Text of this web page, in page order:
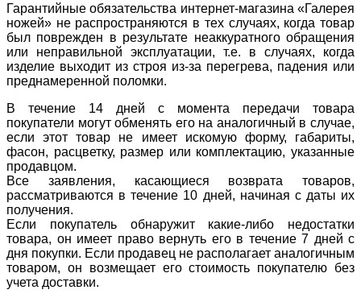
Гарантийные обязательства интернет-магазина «Галерея
ножей» не распространяются в тех случаях, когда товар
был поврежден в результате неаккуратного обращения
или неправильной эксплуатации, т.е. в случаях, когда
изделие выходит из строя из-за перегрева, падения или
преднамеренной поломки.
В течение 14 дней с момента передачи товара
покупатели могут обменять его на аналогичный в случае,
если этот товар не имеет искомую форму, габариты,
фасон, расцветку, размер или комплектацию, указанные
продавцом.
Все заявления, касающиеся возврата товаров,
рассматриваются в течение 10 дней, начиная с даты их
получения.
Если покупатель обнаружит какие-либо недостатки
товара, он имеет право вернуть его в течение 7 дней с
дня покупки. Если продавец не располагает аналогичным
товаром, он возмещает его стоимость покупателю без
учета доставки.